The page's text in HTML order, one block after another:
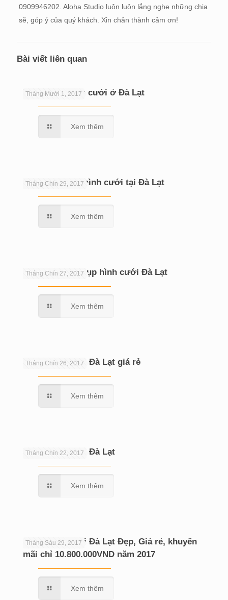
0909946202. Aloha Studio luôn luôn lắng nghe những chia
sẽ, góp ý của quý khách. Xin chân thành cảm ơn!
Bài viết liên quan
Tháng Mười 1, 2017
Tiệm chụp hình cưới ở Đà Lạt
Xem thêm
Tháng Chín 29, 2017
Địa điểm chụp hình cưới tại Đà Lạt
Xem thêm
Tháng Chín 27, 2017
Kinh nghiệm chụp hình cưới Đà Lạt
Xem thêm
Tháng Chín 26, 2017
Chụp hình cưới Đà Lạt giá rẻ
Xem thêm
Tháng Chín 22, 2017
Chụp hình cưới Đà Lạt
Xem thêm
Tháng Sáu 29, 2017
Chụp hình cưới Đà Lạt Đẹp, Giá rẻ, khuyến
mãi chỉ 10.800.000VND năm 2017
Xem thêm